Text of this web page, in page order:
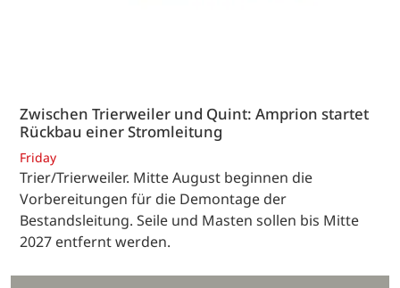
Zwischen Trierweiler und Quint: Amprion startet
Rückbau einer Stromleitung
Friday
Trier/Trierweiler. Mitte August beginnen die
Vorbereitungen für die Demontage der
Bestandsleitung. Seile und Masten sollen bis Mitte
2027 entfernt werden.